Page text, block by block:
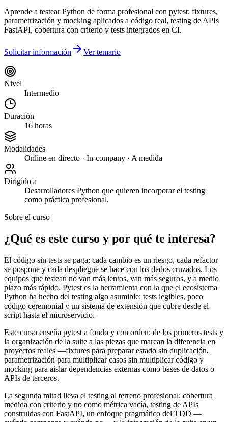
Aprende a testear Python de forma profesional con pytest: fixtures,
parametrización y mocking aplicados a código real, testing de APIs
FastAPI, cobertura con criterio y tests integrados en CI.
Solicitar información Ver temario
Nivel
Intermedio
Duración
16 horas
Modalidades
Online en directo · In-company · A medida
Dirigido a
Desarrolladores Python que quieren incorporar el testing
como práctica profesional.
Sobre el curso
¿Qué es este curso y por qué te interesa?
El código sin tests se paga: cada cambio es un riesgo, cada refactor
se pospone y cada despliegue se hace con los dedos cruzados. Los
equipos que testean no van más lentos, van más seguros, y a medio
plazo más rápido. Pytest es la herramienta con la que el ecosistema
Python ha hecho del testing algo asumible: tests legibles, poco
código ceremonial y un sistema de extensión que cubre desde el
script hasta el microservicio.
Este curso enseña pytest a fondo y con orden: de los primeros tests y
la organización de la suite a las piezas que marcan la diferencia en
proyectos reales —fixtures para preparar estado sin duplicación,
parametrización para multiplicar casos sin multiplicar código y
mocking para aislar dependencias externas como bases de datos o
APIs de terceros.
La segunda mitad lleva el testing al terreno profesional: cobertura
medida con criterio y no como métrica vacía, testing de APIs
construidas con FastAPI, un enfoque pragmático del TDD —